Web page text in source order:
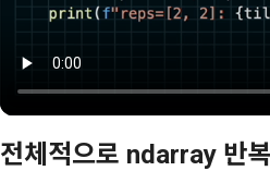
전체적으로 ndarray 반복